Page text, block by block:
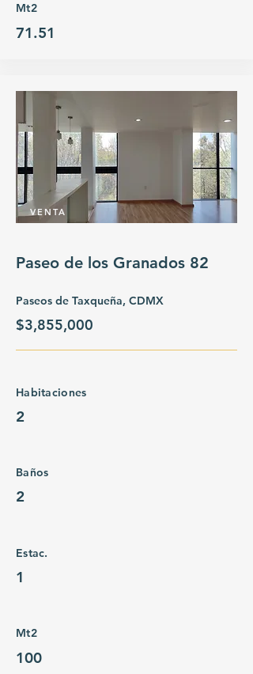
Mt2
71.51
VENTA
Paseo de los Granados 82
Paseos de Taxqueña, CDMX
$3,855,000
Habitaciones
2
Baños
2
Estac.
1
Mt2
100